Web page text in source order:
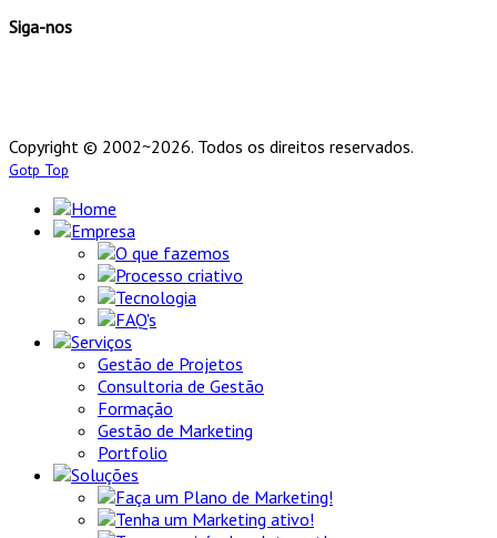
Siga-nos
Copyright © 2002~2026. Todos os direitos reservados.
Gotp Top
Home
Empresa
O que fazemos
Processo criativo
Tecnologia
FAQ's
Serviços
Gestão de Projetos
Consultoria de Gestão
Formação
Gestão de Marketing
Portfolio
Soluções
Faça um Plano de Marketing!
Tenha um Marketing ativo!